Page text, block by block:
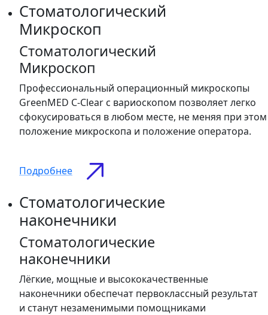
Стоматологический
Микроскоп
Стоматологический
Микроскоп
Профессиональный операционный микроскопы
GreenMED C-Clear с вариоскопом позволяет легко
сфокусироваться в любом месте, не меняя при этом
положение микроскопа и положение оператора.
Подробнее
Стоматологические
наконечники
Стоматологические
наконечники
Лёгкие, мощные и высококачественные
наконечники обеспечат первоклассный результат
и станут незаменимыми помощниками